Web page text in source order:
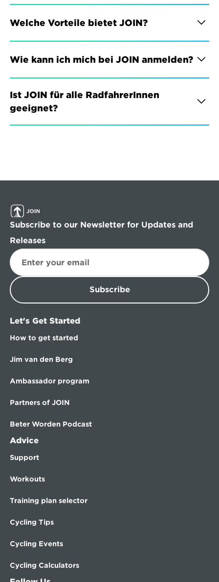
Welche Vorteile bietet JOIN?
Wie kann ich mich bei JOIN anmelden?
Ist JOIN für alle RadfahrerInnen
geeignet?
Subscribe to our Newsletter for Updates and
Releases
Subscribe
Let's Get Started
How to get started
Jim van den Berg
Ambassador program
Partners of JOIN
Beter Worden Podcast
Advice
Support
Workouts
Training plan selector
Cycling Tips
Cycling Events
Cycling Calculators